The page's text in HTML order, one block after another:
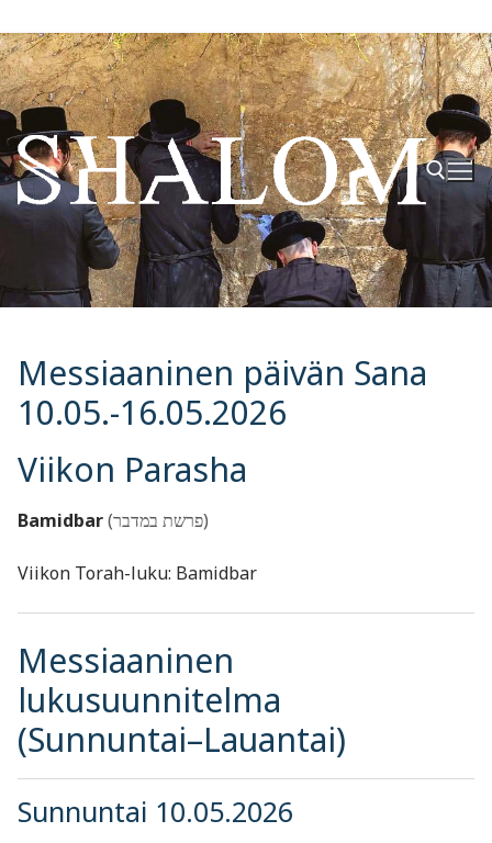
Hyppää
sisältöön
Hae:
Messiaaninen päivän Sana
10.05.-16.05.2026
Viikon Parasha
Bamidbar (פרשת במדבר)
Viikon Torah-luku: Bamidbar
Messiaaninen
lukusuunnitelma
(Sunnuntai–Lauantai)
Sunnuntai 10.05.2026